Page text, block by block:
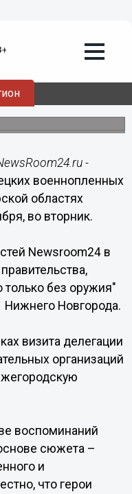
немецких
без оружия" будет
-
военнопленных
областях
во вторник.
Newsroom24 в
только без оружия"
Нижнего Новгорода.
визита делегации
организаций
воспоминаний
сюжета –
и
что герои